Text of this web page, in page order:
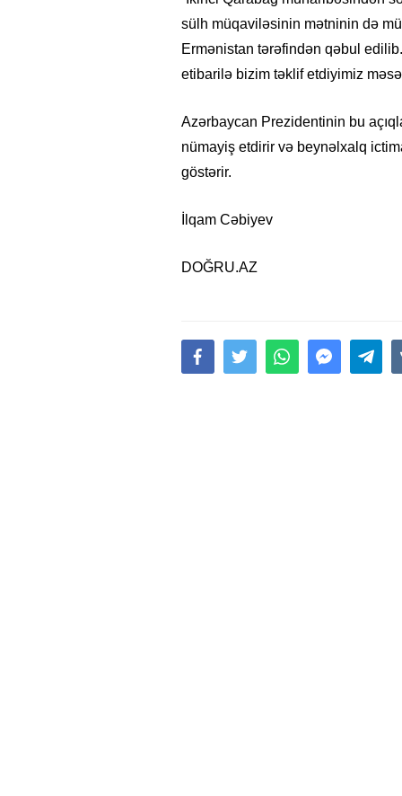
sülh müqaviləsinin mətninin də
Ermənistan tərəfindən qəbul
etibarilə bizim təklif etdiyimiz
Azərbaycan Prezidentinin bu
nümayiş etdirir və beynəlxalq
göstərir.
İlqam Cəbiyev
DOĞRU.AZ